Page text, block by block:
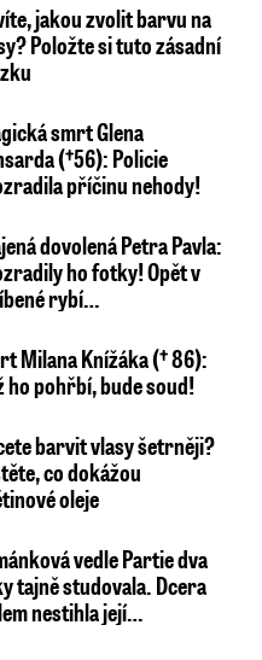
jakou zvolit barvu na
Položte si tuto zásadní
smrt Glena
(†56): Policie
příčinu nehody!
dovolená Petra Pavla:
ho fotky! Opět v
rybí…
Milana Knížáka († 86):
ho pohřbí, bude soud!
barvit vlasy šetrněji?
co dokážou
oleje
vedle Partie dva
tajně studovala. Dcera
nestihla její…